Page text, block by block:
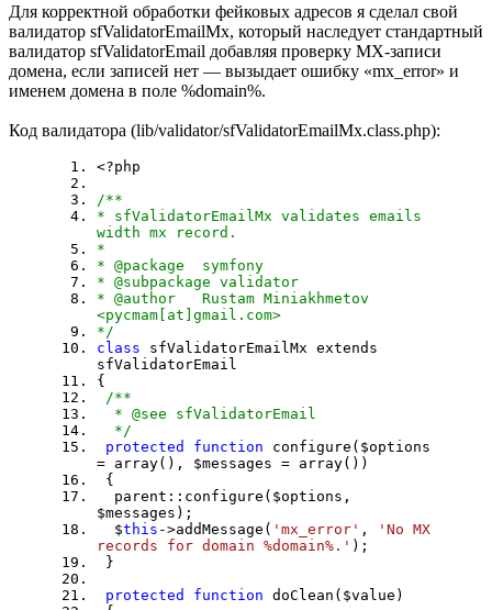
Для корректной обработки фейковых адресов я сделал свой
валидатор sfValidatorEmailMx, который наследует стандартный
валидатор sfValidatorEmail добавляя проверку MX-записи
домена, если записей нет — вызыдает ошибку «mx_error» и
именем домена в поле %domain%.
Код валидатора (lib/validator/sfValidatorEmailMx.class.php):
<?php
/**
* sfValidatorEmailMx validates emails
width mx record.
*
* @package symfony
* @subpackage validator
* @author Rustam Miniakhmetov
<pycmam[at]gmail.com>
*/
class sfValidatorEmailMx extends
sfValidatorEmail
{
/**
* @see sfValidatorEmail
*/
protected
function configure($options
= array(), $messages = array())
{
parent::configure($options,
$messages);
$this ->addMessage( 'mx_error' ,
'No MX
records for domain %domain%.' );
}
protected
function doClean($value)